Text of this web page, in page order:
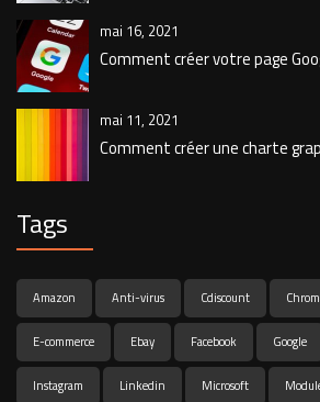
mai 16, 2021
Comment créer votre page
mai 11, 2021
Comment créer une charte
Tags
Amazon Anti-virus Cdiscount
E-commerce Ebay Facebook Google
Instagram Linkedin Microsoft